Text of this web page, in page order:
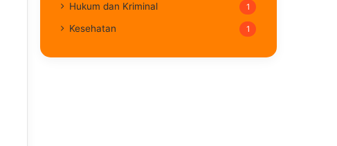
Hukum dan Kriminal 1
Kesehatan 1